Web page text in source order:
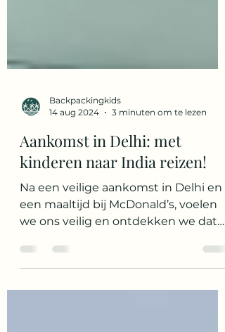
Backpackingkids
14 aug 2024
3 minuten om te lezen
Aankomst in Delhi: met
kinderen naar India reizen!
Na een veilige aankomst in Delhi en
een maaltijd bij McDonald’s, voelen